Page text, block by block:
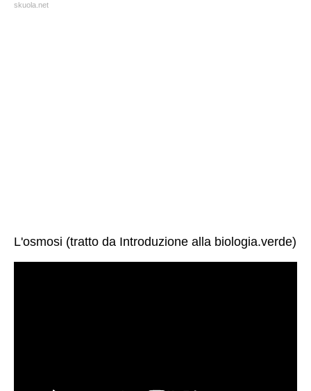
skuola.net
L'osmosi (tratto da Introduzione alla biologia.verde)